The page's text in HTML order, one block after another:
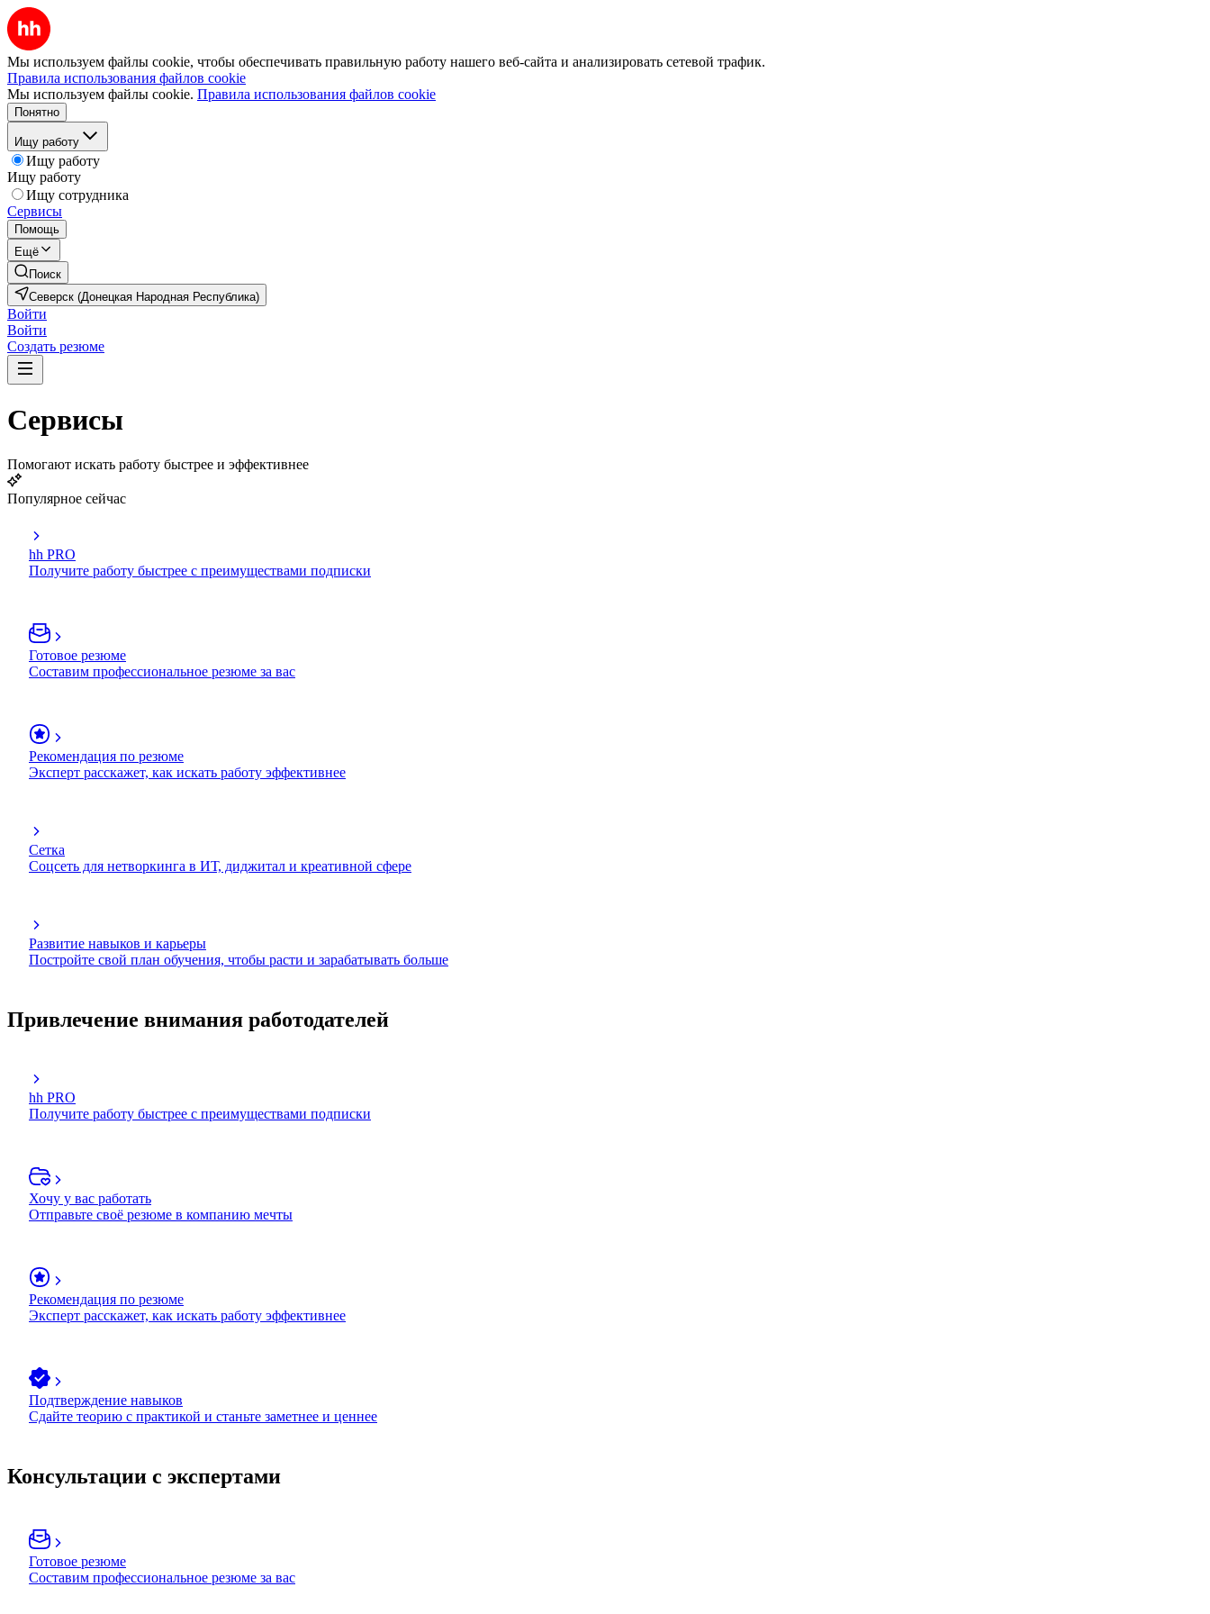
Мы используем файлы cookie, чтобы обеспечивать правильную работу нашего веб-сайта и анализировать сетевой трафик.
Правила использования файлов cookie
Мы используем файлы cookie. Правила использования файлов cookie
Понятно
Ищу работу
Ищу работу
Ищу работу
Ищу сотрудника
Сервисы
Помощь
Ещё
Поиск
Северск (Донецкая Народная Республика)
Войти
Войти
Создать резюме
Сервисы
Помогают искать работу быстрее и эффективнее
Популярное сейчас
hh PRO
Получите работу быстрее с преимуществами подписки
Готовое резюме
Составим профессиональное резюме за вас
Рекомендация по резюме
Эксперт расскажет, как искать работу эффективнее
Сетка
Соцсеть для нетворкинга в ИТ, диджитал и креативной сфере
Развитие навыков и карьеры
Постройте свой план обучения, чтобы расти и зарабатывать больше
Привлечение внимания работодателей
hh PRO
Получите работу быстрее с преимуществами подписки
Хочу у вас работать
Отправьте своё резюме в компанию мечты
Рекомендация по резюме
Эксперт расскажет, как искать работу эффективнее
Подтверждение навыков
Сдайте теорию с практикой и станьте заметнее и ценнее
Консультации с экспертами
Готовое резюме
Составим профессиональное резюме за вас